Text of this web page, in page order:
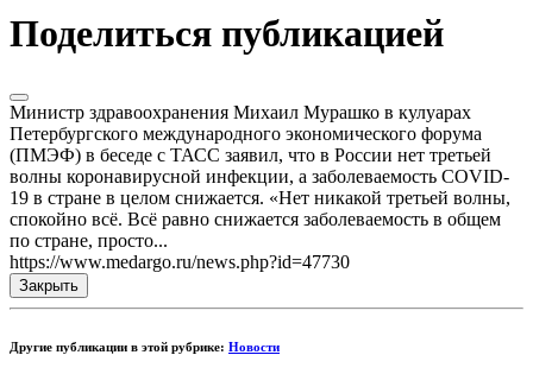
Поделиться публикацией
Министр здравоохранения Михаил Мурашко в кулуарах
Петербургского международного экономического форума
(ПМЭФ) в беседе с ТАСС заявил, что в России нет третьей
волны коронавирусной инфекции, а заболеваемость COVID-
19 в стране в целом снижается. «Нет никакой третьей волны,
спокойно всё. Всё равно снижается заболеваемость в общем
по стране, просто...
https://www.medargo.ru/news.php?id=47730
Закрыть
Другие публикации в этой рубрике: Новости